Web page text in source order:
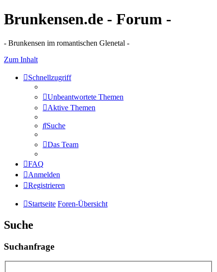
Brunkensen.de - Forum -
- Brunkensen im romantischen Glenetal -
Zum Inhalt
Schnellzugriff
Unbeantwortete Themen
Aktive Themen
Suche
Das Team
FAQ
Anmelden
Registrieren
Startseite Foren-Übersicht
Suche
Suchanfrage